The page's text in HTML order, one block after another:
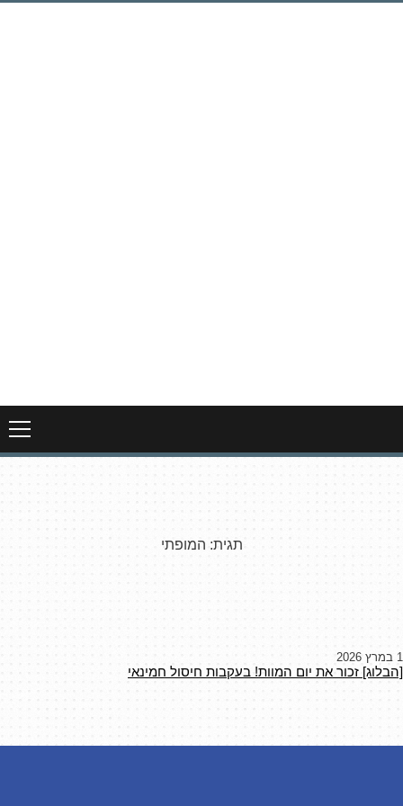
לדלג
תגית: המופתי
1 במרץ 2026
[הבלוג] זכור את יום המוות! בעקבות חיסול חמינאי